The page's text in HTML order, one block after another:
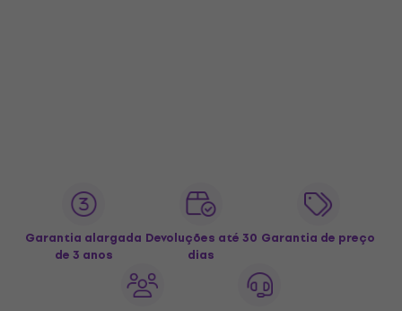
Garantia alargada
de 3 anos
Devoluções até 30
dias
Garantia de preço